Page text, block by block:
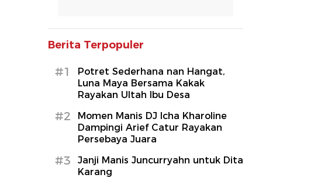
Berita Terpopuler
#1
Potret Sederhana nan Hangat,
Luna Maya Bersama Kakak
Rayakan Ultah Ibu Desa
#2
Momen Manis DJ Icha Kharoline
Dampingi Arief Catur Rayakan
Persebaya Juara
#3
Janji Manis Juncurryahn untuk Dita
Karang